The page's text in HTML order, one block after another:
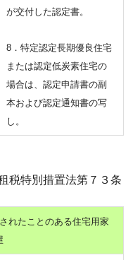
が交付した認定書。
8．特定認定長期優良住宅
または認定低炭素住宅の
場合は、認定申請書の副
本および認定通知書の写
し。
税特別措置法第７３条
れたことのある住宅用家